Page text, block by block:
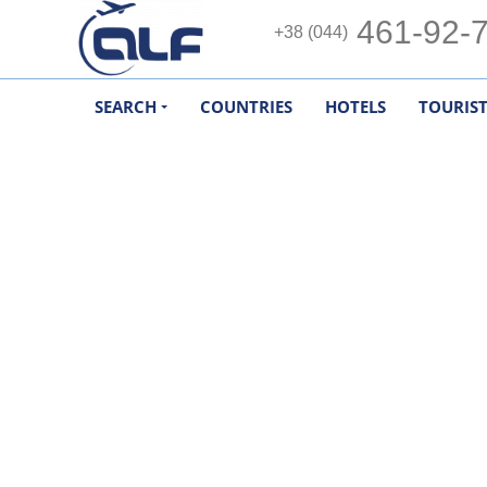
+38 (044) 461-92-
SEARCH COUNTRIES HOTELS